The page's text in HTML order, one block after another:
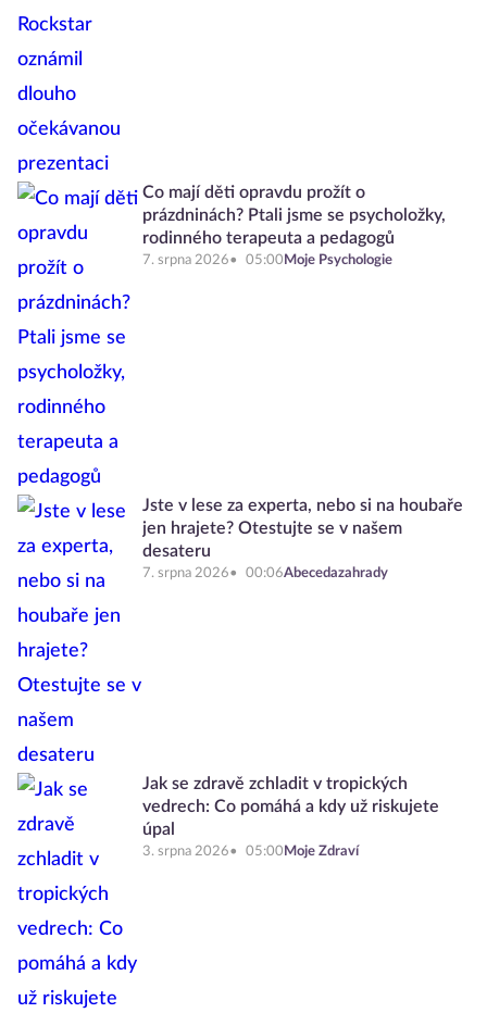
Co mají děti opravdu prožít o
prázdninách? Ptali jsme se psycholožky,
rodinného terapeuta a pedagogů
7. srpna 2026 05:00 Moje Psychologie
Jste v lese za experta, nebo si na houbaře
jen hrajete? Otestujte se v našem
desateru
7. srpna 2026 00:06Abecedazahrady
Jak se zdravě zchladit v tropických
vedrech: Co pomáhá a kdy už riskujete
úpal
3. srpna 2026 05:00 Moje Zdraví